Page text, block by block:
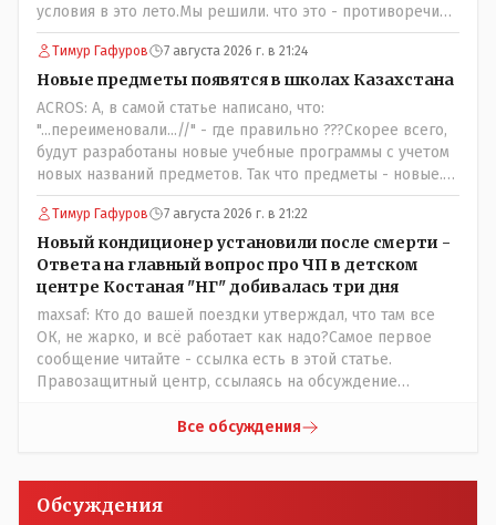
условия в это лето.Мы решили. что это - противоречие.
Вы считаете иначе?Ну тут противоречия нет. Этот
комментарий прозвучал на следующий день после
трагедии, то есть 29 июля, когда спешно установили и
воду, и новые кондиционеры, и впервые поставили
температурный режим на контроль. То есть первая
часть - информация до трагедии, вторая часть -
информация после трагедии, когда все уже было
Тимур Гафуров 7 августа 2026 г. в 21:24
Новые предметы появятся в школах Казахстана
ACROS: А, в самой статье написано, что:
"...переименовали...//" - где правильно ???Скорее всего,
будут разработаны новые учебные программы с учетом
новых названий предметов. Так что предметы - новые.
Хоть и переименованные)
Тимур Гафуров 7 августа 2026 г. в 21:22
Новый кондиционер установили после смерти -
Ответа на главный вопрос про ЧП в детском
центре Костаная "НГ" добивалась три дня
maxsaf: Кто до вашей поездки утверждал, что там все
ОК, не жарко, и всё работает как надо?Самое первое
сообщение читайте - ссылка есть в этой статье.
Правозащитный центр, ссылаясь на обсуждение
прислали ему в виде аудиосообщений, пишет, что
настоящему времени их установили только в
помещениях, предназначенных для административно-
Все обсуждения
Обсуждения